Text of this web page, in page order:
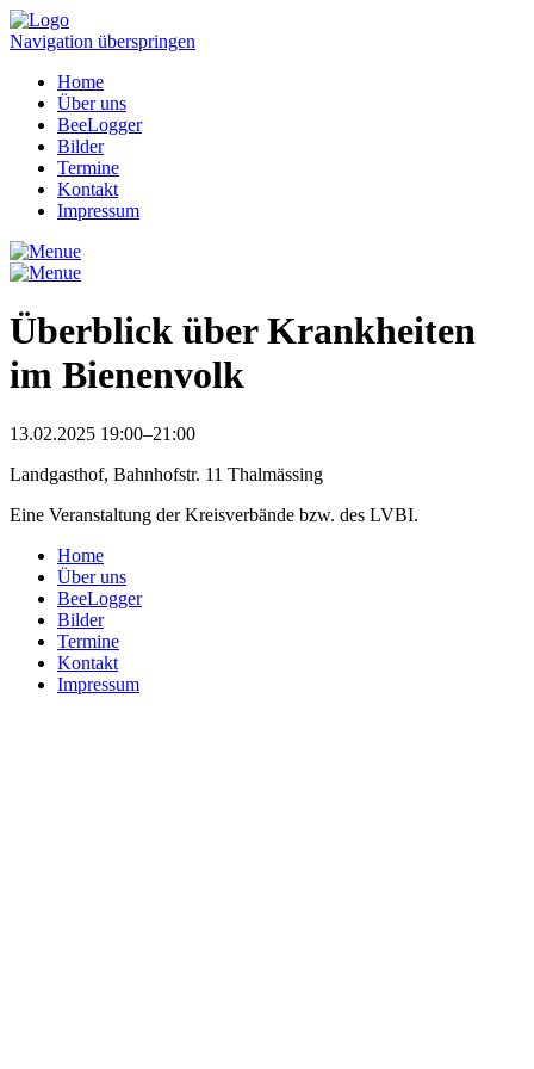
Navigation überspringen
Home
Über uns
BeeLogger
Bilder
Termine
Kontakt
Impressum
Überblick über Krankheiten
im Bienenvolk
13.02.2025 19:00–21:00
Landgasthof, Bahnhofstr. 11 Thalmässing
Eine Veranstaltung der Kreisverbände bzw. des LVBI.
Home
Über uns
BeeLogger
Bilder
Termine
Kontakt
Impressum